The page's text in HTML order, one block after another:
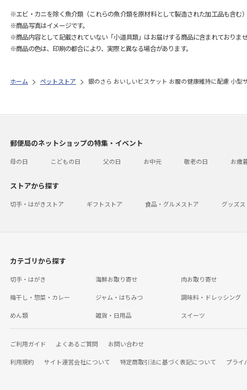
※エビ・カニを除く魚介類（これらの魚介類を原材料として製造された加工品も含む
※商品写真はイメージです。
※商品内容として記載されていない「小道具類」はお届けする商品に含まれておりませ
※商品の色は、印刷の都合により、実際と異なる場合があります。
ホーム ペットストア 銀のさら おいしいビスケット お腹の健康維持に配慮 小型
郵便局のネットショップの特集・イベント
母の日 こどもの日 父の日 お中元 敬老の日 お歳
ストアから探す
切手・はがきストア ギフトストア 食品・グルメストア グッズス
カテゴリから探す
切手・はがき 海鮮お取り寄せ 肉お取り寄せ
梅干し・惣菜・カレー ジャム・はちみつ 調味料・ドレッシング
めん類 雑貨・日用品 スイーツ
ご利用ガイド よくあるご質問 お問い合わせ
利用規約 サイト運営会社について 特定商取引法に基づく表記について プライ